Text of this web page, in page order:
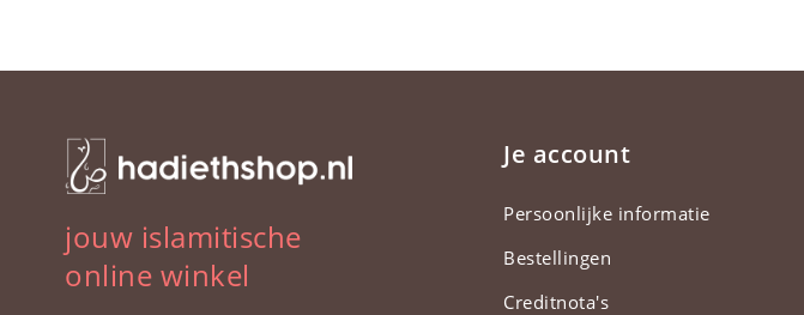
jouw islamitische
online winkel
Je account
Persoonlijke informatie
Bestellingen
Creditnota's